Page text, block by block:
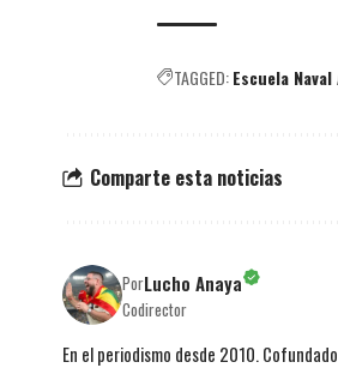
TAGGED:Escuela
Comparte esta noticias
PorLucho Anaya
Codirector
En el periodismo desde 2010.